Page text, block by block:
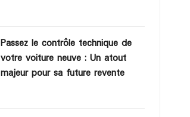
Passez le contrôle technique de
votre voiture neuve : Un atout
majeur pour sa future revente